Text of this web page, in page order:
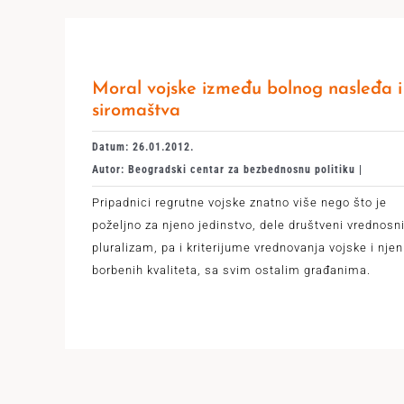
Moral vojske između bolnog nasleđa i
siromaštva
Datum: 26.01.2012.
Autor: Beogradski centar za bezbednosnu politiku |
Pripadnici regrutne vojske znatno više nego što je
poželjno za njeno jedinstvo, dele društveni vrednosni
pluralizam, pa i kriterijume vrednovanja vojske i
borbenih kvaliteta, sa svim ostalim građanima.